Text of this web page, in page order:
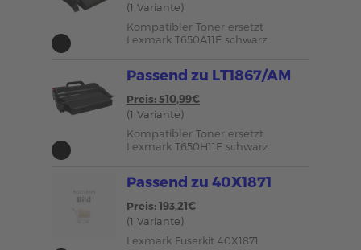
(1 Variante)
Kompatibler Toner ersetzt
Lexmark T650A11E schwarz
Passend zu LT1867/AM
Preis: 510,99€
(1 Variante)
Kompatibler Toner ersetzt
Lexmark T650H11E schwarz
Passend zu 40X1871
Preis: 193,21€
(1 Variante)
Lexmark Fuserkit 40X1871